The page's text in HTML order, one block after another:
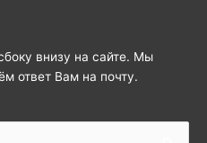
внизу на сайте. Мы
ответ Вам на почту.